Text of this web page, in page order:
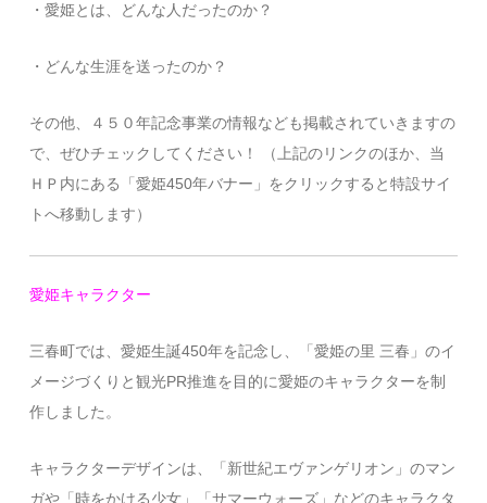
・愛姫とは、どんな人だったのか？
・どんな生涯を送ったのか？
その他、４５０年記念事業の情報なども掲載されていきますの
で、ぜひチェックしてください！ （上記のリンクのほか、当
ＨＰ内にある「愛姫450年バナー」をクリックすると特設サイ
トへ移動します）
愛姫キャラクター
三春町では、愛姫生誕450年を記念し、「愛姫の里 三春」のイ
メージづくりと観光PR推進を目的に愛姫のキャラクターを制
作しました。
キャラクターデザインは、「新世紀エヴァンゲリオン」のマン
ガや「時をかける少女」「サマーウォーズ」などのキャラクタ